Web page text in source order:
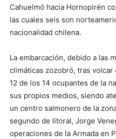
Cahuelmó hacia Hornopirén
las cuales seis son
nacionalidad chilena.
La embarcación, debido a las
climáticas zozobró, tras
12 de los 14 ocupantes de la
sus propios medios, siendo
un centro salmonero de la
segundo de litoral, Jorge
operaciones de la Armada en